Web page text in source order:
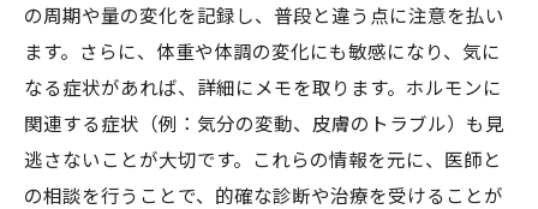
医療と自己管理のバランス
子宮筋腫と内分泌系難病の関係性を深掘りする
ホルモン異常が引き起こす影響
子宮筋腫の成り立ち
内分泌系の病態生理学
の周期や量の変化を記録し、普段と違う点に注意を払い
ます。さらに、体重や体調の変化にも敏感になり、気に
なる症状があれば、詳細にメモを取ります。ホルモンに
関連する症状（例：気分の変動、皮膚のトラブル）も見
逃さないことが大切です。これらの情報を元に、医師と
の相談を行うことで、的確な診断や治療を受けることが